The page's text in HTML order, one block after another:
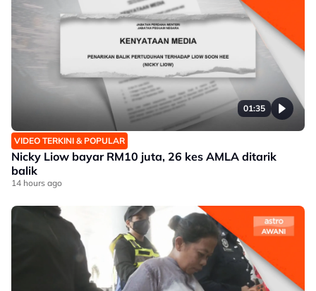
01:35
VIDEO TERKINI & POPULAR
Nicky Liow bayar RM10 juta, 26 kes AMLA ditarik
balik
14 hours ago